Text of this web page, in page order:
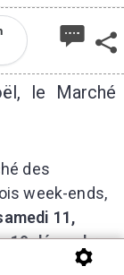
le Marché
des
week-ends,
11,
19 décembre,